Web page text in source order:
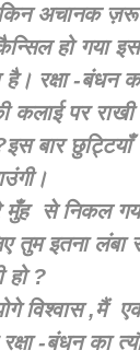
अचानक
हो गया
है। रक्षा -बंधन
कलाई पर
बार छुट्टियाँ
से निकल
तुम इतना
हो ?
विश्वास ,मैं
-बंधन का